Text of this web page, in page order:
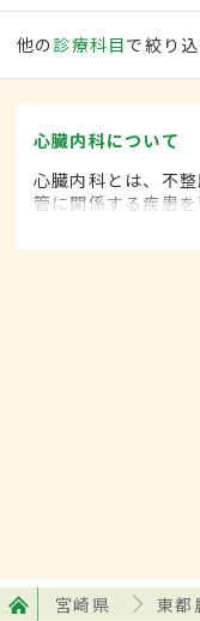
他の 診療科目で絞り
心臓内科について
心臓内科とは、不
管に関係する疾患
宮崎県 東都